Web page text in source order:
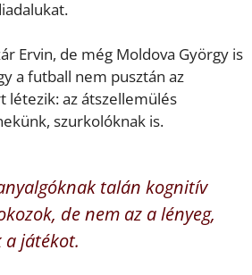
Ervin, de még Moldova György is
a futball nem pusztán az
létezik: az átszellemülés
szurkolóknak is.
talán kognitív
de nem az a lényeg,
a játékot.